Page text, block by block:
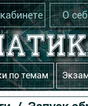
О
по темам